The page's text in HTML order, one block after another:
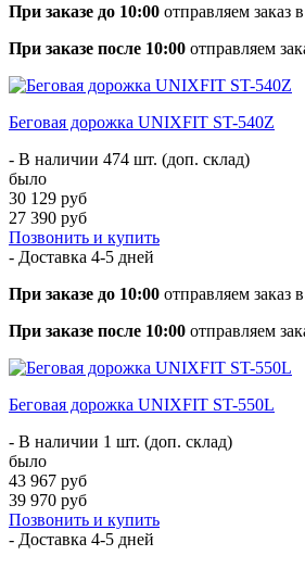
При заказе до 10:00 отправляем заказ
При заказе после 10:00 отправляем
Беговая дорожка UNIXFIT ST-540Z
- В наличии 474 шт. (доп. склад)
было
30 129 руб
27 390 руб
Позвонить и купить
- Доставка 4-5 дней
При заказе до 10:00 отправляем заказ
При заказе после 10:00 отправляем
Беговая дорожка UNIXFIT ST-550L
- В наличии 1 шт. (доп. склад)
было
43 967 руб
39 970 руб
Позвонить и купить
- Доставка 4-5 дней